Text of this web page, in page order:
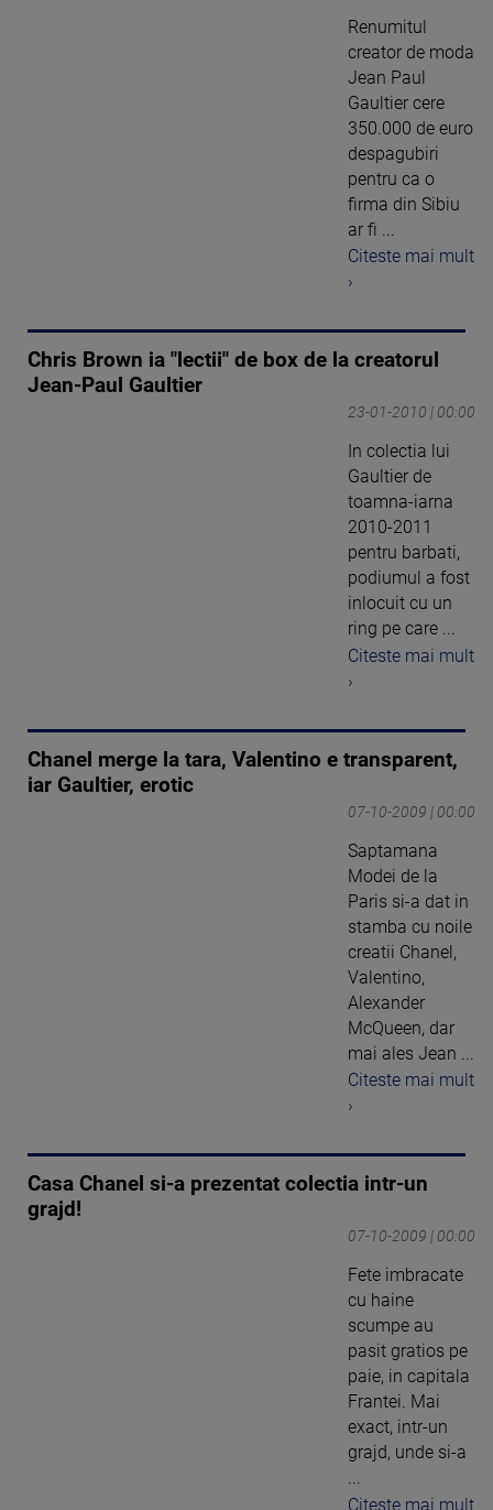
Renumitul
creator de moda
Jean Paul
Gaultier cere
350.000 de euro
despagubiri
pentru ca o
firma din Sibiu
ar fi ...
Citeste mai mult
›
Chris Brown ia "lectii" de box de la creatorul
Jean-Paul Gaultier
23-01-2010 | 00:00
In colectia lui
Gaultier de
toamna-iarna
2010-2011
pentru barbati,
podiumul a fost
inlocuit cu un
ring pe care ...
Citeste mai mult
›
Chanel merge la tara, Valentino e transparent,
iar Gaultier, erotic
07-10-2009 | 00:00
Saptamana
Modei de la
Paris si-a dat in
stamba cu noile
creatii Chanel,
Valentino,
Alexander
McQueen, dar
mai ales Jean ...
Citeste mai mult
›
Casa Chanel si-a prezentat colectia intr-un
grajd!
07-10-2009 | 00:00
Fete imbracate
cu haine
scumpe au
pasit gratios pe
paie, in capitala
Frantei. Mai
exact, intr-un
grajd, unde si-a
...
Citeste mai mult